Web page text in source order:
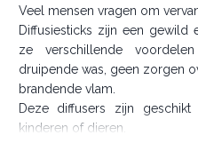
Veel mensen vragen om
Diffusiesticks zijn een gewild
ze verschillende
druipende was, geen zorgen
brandende vlam.
Deze diffusers zijn
kinderen of dieren.
Diffusers zijn een erg